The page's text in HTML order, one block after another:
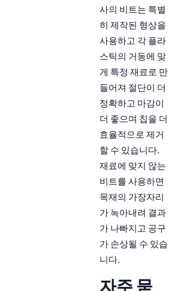
사의 비트는 특별
히 제작된 형상을
사용하고 각 플라
스틱의 거동에 맞
게 특정 재료로 만
들어져 절단이 더
정확하고 마감이
더 좋으며 칩을 더
효율적으로 제거
할 수 있습니다.
재료에 맞지 않는
비트를 사용하면
목재의 가장자리
가 녹아내려 결과
가 나빠지고 공구
가 손상될 수 있습
니다.
자주 묻